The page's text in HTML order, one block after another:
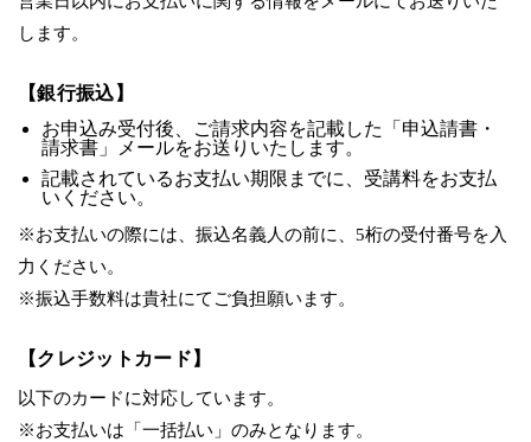
します。
【銀行振込】
お申込み受付後、ご請求内容を記載した「申込請書・
請求書」メールをお送りいたします。
記載されているお支払い期限までに、受講料をお支払
いください。
※お支払いの際には、振込名義人の前に、5桁の受付番号を入
力ください。
※振込手数料は貴社にてご負担願います。
【クレジットカード】
以下のカードに対応しています。
※お支払いは「一括払い」のみとなります。